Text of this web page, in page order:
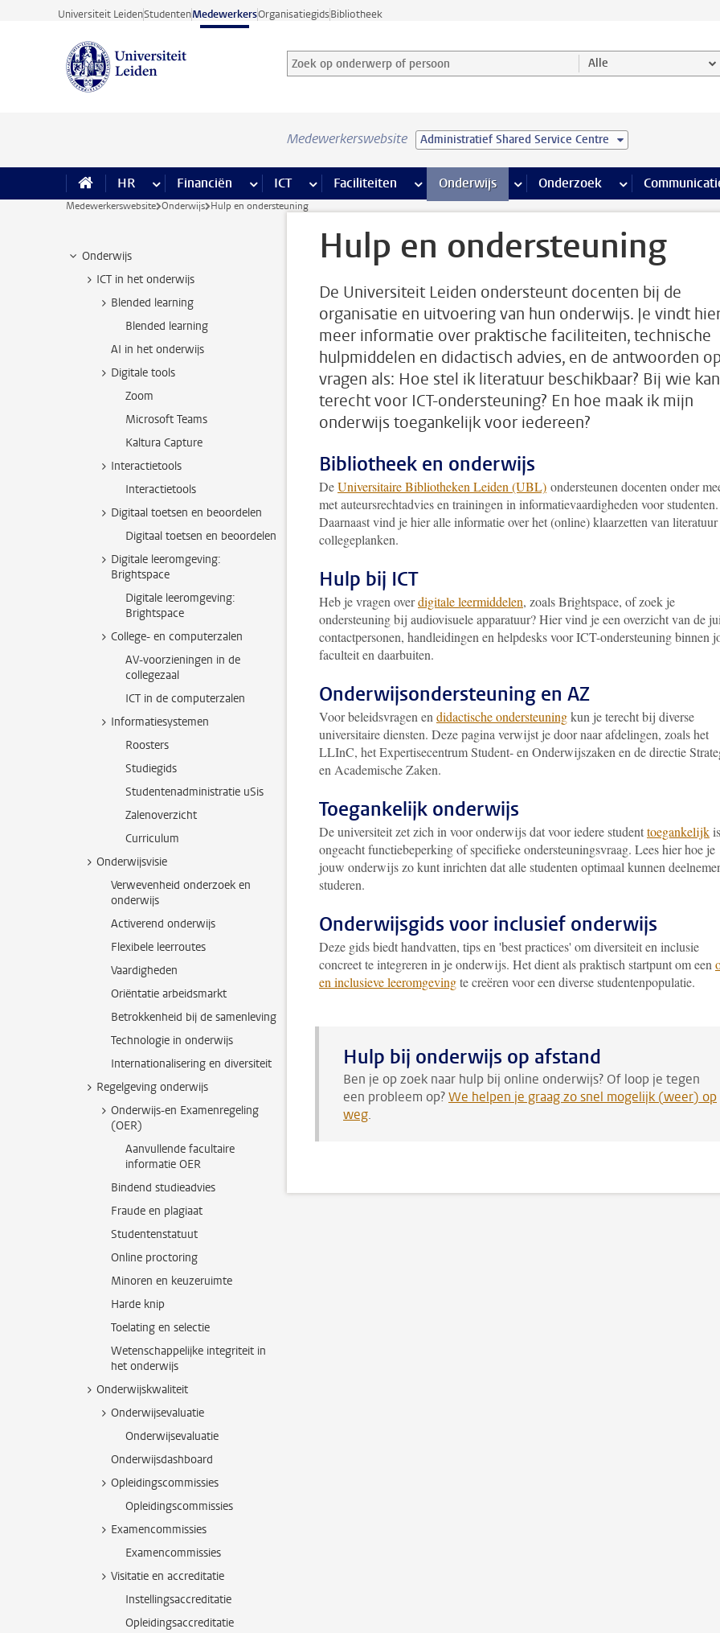
Ga direct naar de inhoud
Universiteit LeidenStudentenMedewerkersOrganisatiegidsBibliotheek
Zoek op onderwerp of persoon en selecteer categorie
Zoekterm Alle
Medewerkerswebsite Administratief Shared Service Centre
HR meer HR pagina’s
Financiën meer Financiën pagina’s
ICT meer ICT pagina’s
Faciliteiten meer Faciliteiten pagina’s
Onderwijs meer Onderwijs pagina’s
Onderzoek meer Onderzoek
Medewerkerswebsite Onderwijs Hulp en ondersteuning
Onderwijs
ICT in het onderwijs
Blended learning
Blended learning
AI in het onderwijs
Digitale tools
Zoom
Microsoft Teams
Kaltura Capture
Interactietools
Interactietools
Digitaal toetsen en beoordelen
Digitaal toetsen en beoordelen
Digitale leeromgeving:
Brightspace
Digitale leeromgeving:
Brightspace
College- en computerzalen
AV-voorzieningen in de
collegezaal
ICT in de computerzalen
Informatiesystemen
Roosters
Studiegids
Studentenadministratie uSis
Zalenoverzicht
Curriculum
Onderwijsvisie
Verwevenheid onderzoek en
onderwijs
Activerend onderwijs
Flexibele leerroutes
Vaardigheden
Oriëntatie arbeidsmarkt
Betrokkenheid bij de samenleving
Technologie in onderwijs
Internationalisering en diversiteit
Regelgeving onderwijs
Onderwijs-en Examenregeling
(OER)
Aanvullende facultaire
informatie OER
Bindend studieadvies
Fraude en plagiaat
Studentenstatuut
Online proctoring
Minoren en keuzeruimte
Harde knip
Toelating en selectie
Wetenschappelijke integriteit in
het onderwijs
Onderwijskwaliteit
Onderwijsevaluatie
Onderwijsevaluatie
Onderwijsdashboard
Opleidingscommissies
Opleidingscommissies
Examencommissies
Examencommissies
Visitatie en accreditatie
Instellingsaccreditatie
Opleidingsaccreditatie
Hulp en ondersteuning
De Universiteit Leiden ondersteunt docenten bij de
organisatie en uitvoering van hun onderwijs. Je vindt
meer informatie over praktische faciliteiten, technische
hulpmiddelen en didactisch advies, en de antwoorden
vragen als: Hoe stel ik literatuur beschikbaar? Bij wie
terecht voor ICT-ondersteuning? En hoe maak ik mijn
onderwijs toegankelijk voor iedereen?
Bibliotheek en onderwijs
DeUniversitaire Bibliotheken Leiden (UBL) ondersteunen docenten onder
met auteursrechtadvies en trainingen in informatievaardigheden voor studenten.
Daarnaast vind je hier alle informatie over het (online) klaarzetten van
collegeplanken.
Hulp bij ICT
Heb je vragen overdigitale leermiddelen, zoals Brightspace, of zoek je
ondersteuning bij audiovisuele apparatuur? Hier vind je een overzicht van de
contactpersonen, handleidingen en helpdesks voor ICT-ondersteuning binnen
faculteit en daarbuiten.
Onderwijsondersteuning en AZ
Voor beleidsvragen en didactische ondersteuningkun je terecht bij diverse
universitaire diensten. Deze pagina verwijst je door naar afdelingen, zoals het
LLInC, het Expertisecentrum Student- en Onderwijszaken en de directie
en Academische Zaken.
Toegankelijk onderwijs
De universiteit zet zich in voor onderwijs dat voor iedere studenttoegankelijk
ongeacht functiebeperking of specifieke ondersteuningsvraag. Lees hier hoe je
jouw onderwijs zo kunt inrichten dat alle studenten optimaal kunnen
studeren.
Onderwijsgids voor inclusief onderwijs
Deze gids biedt handvatten, tips en 'best practices' om diversiteit en inclusie
concreet te integreren in je onderwijs. Het dient als praktisch startpunt om een
en inclusieve leeromgevingte creëren voor een diverse studentenpopulatie.
Hulp bij onderwijs op afstand
Ben je op zoek naar hulp bij online onderwijs? Of loop je tegen
een probleem op?We helpen je graag zo snel mogelijk (weer) op
weg.